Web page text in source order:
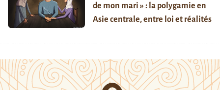
de mon mari » : la polygamie en
Asie centrale, entre loi et réalités